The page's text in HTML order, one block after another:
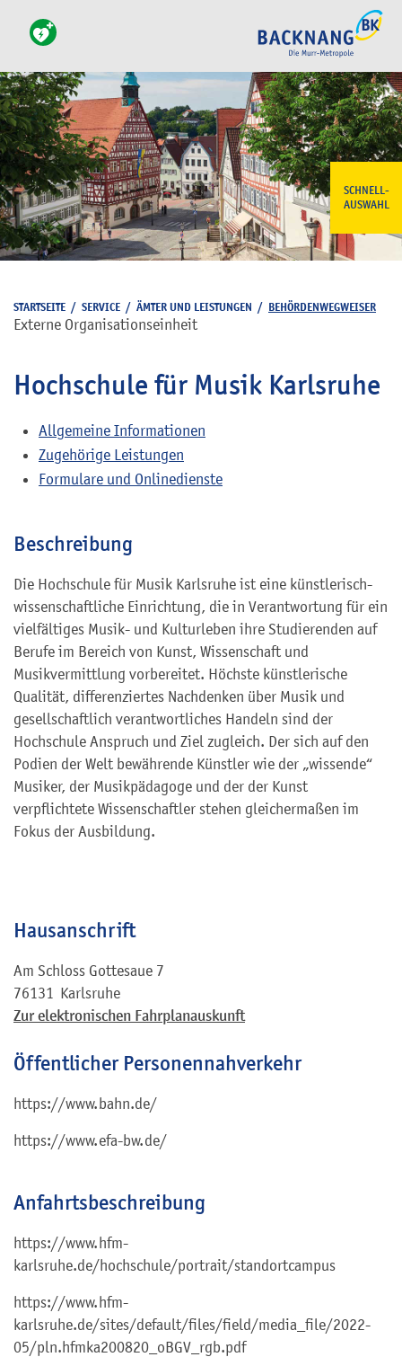
SCHNELL-
AUSWAHL
STARTSEITE / SERVICE / ÄMTER UND LEISTUNGEN / BEHÖRDENWEGWEISER
Externe Organisationseinheit
Hochschule für Musik Karlsruhe
Allgemeine Informationen
Zugehörige Leistungen
Formulare und Onlinedienste
Beschreibung
Die Hochschule für Musik Karlsruhe ist eine künstlerisch-
wissenschaftliche Einrichtung, die in Verantwortung für ein
vielfältiges Musik- und Kulturleben ihre Studierenden auf
Berufe im Bereich von Kunst, Wissenschaft und
Musikvermittlung vorbereitet. Höchste künstlerische
Qualität, differenziertes Nachdenken über Musik und
gesellschaftlich verantwortliches Handeln sind der
Hochschule Anspruch und Ziel zugleich. Der sich auf den
Podien der Welt bewährende Künstler wie der „wissende“
Musiker, der Musikpädagoge und der der Kunst
verpflichtete Wissenschaftler stehen gleichermaßen im
Fokus der Ausbildung.
Hausanschrift
Am Schloss Gottesaue 7
76131 Karlsruhe
Zur elektronischen Fahrplanauskunft
Öffentlicher Personennahverkehr
https://www.bahn.de/
https://www.efa-bw.de/
Anfahrtsbeschreibung
https://www.hfm-
karlsruhe.de/hochschule/portrait/standortcampus
https://www.hfm-
karlsruhe.de/sites/default/files/field/media_file/2022-
05/pln.hfmka200820_oBGV_rgb.pdf